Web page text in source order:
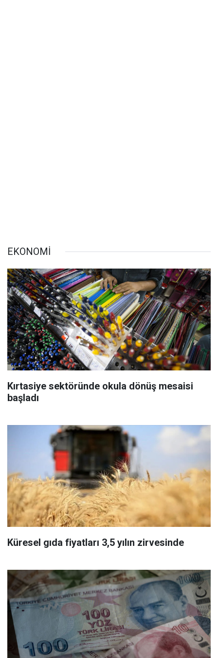
EKONOMİ
Kırtasiye sektöründe okula dönüş mesaisi
başladı
Küresel gıda fiyatları 3,5 yılın zirvesinde